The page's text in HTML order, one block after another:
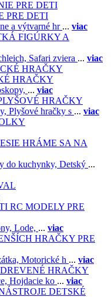
PRE DETI
a výtvarné hr ... viac
FIGÚRKY A
Safari zviera ... viac
HRAČKY
... viac
HRAČKY
Plyšové hračky s ... viac
HRÁME SA NA
do kuchynky, Detský ...
RC MODELY PRE
Lode, ... viac
HRAČKY PRE
Motorické h ... viac
DREVENÉ HRAČKY
Hojdacie ko ... viac
DETSKÉ